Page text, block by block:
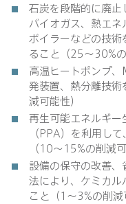
石炭を段階的に廃止
バイオガス、熱エ
ボイラーなどの技
ること（25〜30%の
高温ヒートポンプ
発装置、熱分離技
減可能性）
再生可能エネルギ
（PPA）を利用し
（10〜15%の削減可
設備の保守の改善
法により、ケミカル
こと（1〜3%の削減